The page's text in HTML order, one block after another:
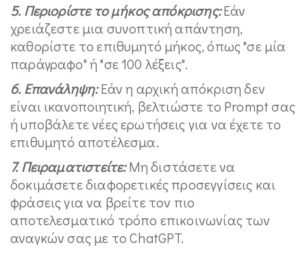
5. Περιορίστε το μήκος απόκρισης:Εάν
χρειάζεστε μια συνοπτική απάντηση,
καθορίστε το επιθυμητό μήκος, όπως "σε μία
παράγραφο" ή "σε 100 λέξεις".
6. Επανάληψη:Εάν η αρχική απόκριση δεν
είναι ικανοποιητική, βελτιώστε το Prompt σας
ή υποβάλετε νέες ερωτήσεις για να έχετε το
επιθυμητό αποτέλεσμα.
7. Πειραματιστείτε:Μη διστάσετε να
δοκιμάσετε διαφορετικές προσεγγίσεις και
φράσεις για να βρείτε τον πιο
αποτελεσματικό τρόπο επικοινωνίας των
αναγκών σας με το ChatGPT.